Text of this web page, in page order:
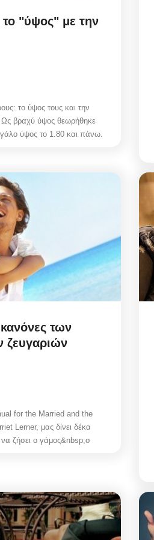
το "ύψος" με την
το ύψος τους και την
Ως βραχύ ύψος θεωρήθηκε
ύψος το 1.80 και πάνω.
των
ζευγαριών
for the Married and the
Lerner, μας δίνει δέκα
να ζήσει ο γάμος&nbsp;σ
αναγνώριση
της άμεσης διαχείρισης του
στη Φάμπρικα από ιστορικό...